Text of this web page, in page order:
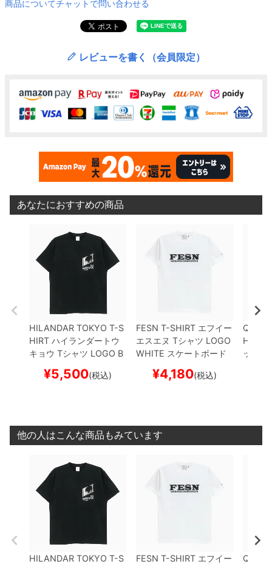
商品についてチャットで問い合わせる
レビューを書く（会員限定）
あなたにおすすめの商品
HILANDAR TOKYO T-S
HIRT ハイランダートウ
キョウ Tシャツ LOGO B
ケボー
¥5,500(税込)
FESN T-SHIRT エフイー
エスエヌ Tシャツ LOGO
WHITE スケートボード
¥4,180(税込)
HIRT
ックス
他の人はこんな商品もみています
HILANDAR TOKYO T-S
FESN T-SHIRT エフイー